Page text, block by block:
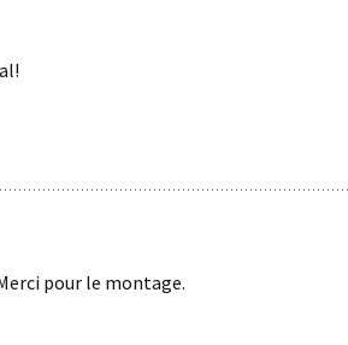
pour le montage.